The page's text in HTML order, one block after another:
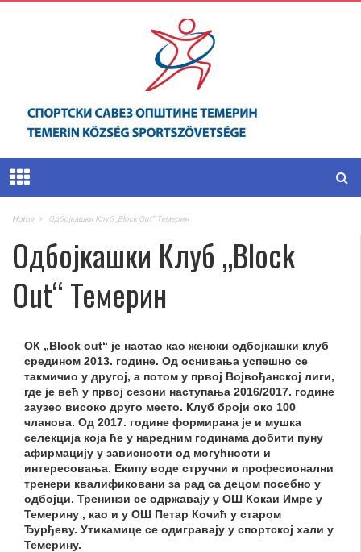
Home Одбојкашки Клуб „Block Out“ Темерин
Одбојкашки Клуб „Block
Out“ Темерин
ОК „Block out“ је настао као женски одбојкашки клуб
средином 2013. године. Од оснивања успешно се
такмичио у другој, а потом у првој Војвођанској лиги,
где је већ у првој сезони наступања 2016/2017. године
заузео високо друго место. Клуб броји око 100
чланова. Од 2017. године формирана је и мушка
селекција која ће у наредним годинама добити пуну
афирмацију у зависности од могућности и
интересовања. Екипу воде стручни и професионални
тренери квалификовани за рад са децом посебно у
одбојци. Тренинзи се одржавају у ОШ Кокаи Имре у
Темерину , као и у ОШ Петар Кочић у старом
Ђурђеву. Утикамице се одигравају у спортској хали у
Темерину.